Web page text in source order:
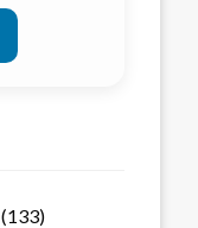
(133)